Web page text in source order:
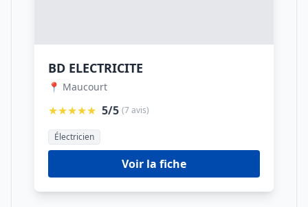
BD ELECTRICITE
📍 Maucourt
★★★★★ 5/5 (7 avis)
Électricien
Voir la fiche